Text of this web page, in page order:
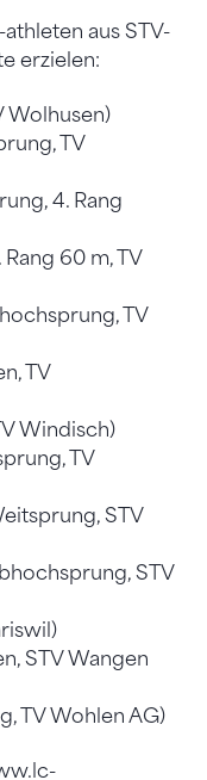
aus STV-
erzielen:
Wolhusen)
TV
4. Rang
Rang 60 m, TV
TV
TV
Windisch)
TV
STV
STV
STV Wangen
TV Wohlen AG)